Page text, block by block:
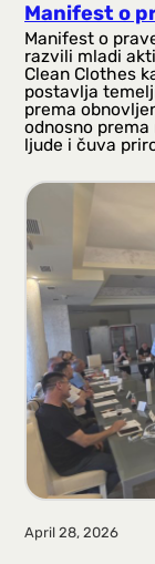
Manifest o
Manifest o
razvili mladi
Clean Clothes
postavlja
prema
odnosno
ljude i čuva
April 28, 2026